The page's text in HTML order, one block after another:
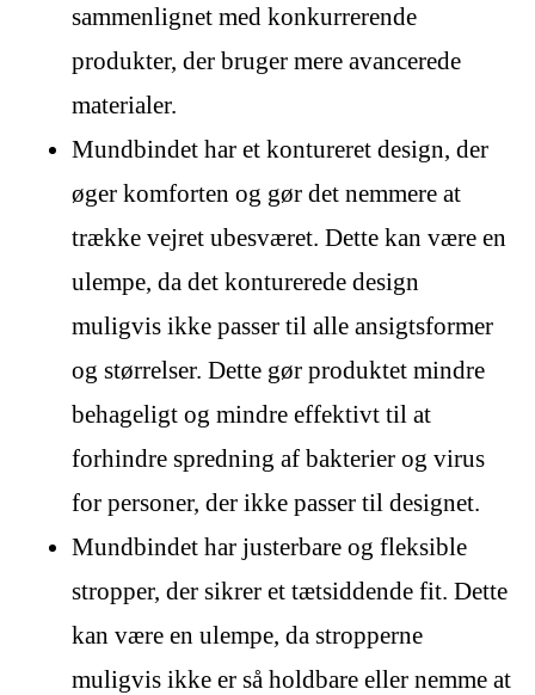
sammenlignet med konkurrerende
produkter, der bruger mere avancerede
materialer.
Mundbindet har et kontureret design, der
øger komforten og gør det nemmere at
trække vejret ubesværet. Dette kan være en
ulempe, da det konturerede design
muligvis ikke passer til alle ansigtsformer
og størrelser. Dette gør produktet mindre
behageligt og mindre effektivt til at
forhindre spredning af bakterier og virus
for personer, der ikke passer til designet.
Mundbindet har justerbare og fleksible
stropper, der sikrer et tætsiddende fit. Dette
kan være en ulempe, da stropperne
muligvis ikke er så holdbare eller nemme at